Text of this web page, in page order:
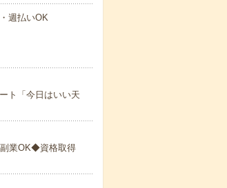
週払いOK
ト「今日はいい天
業OK◆資格取得